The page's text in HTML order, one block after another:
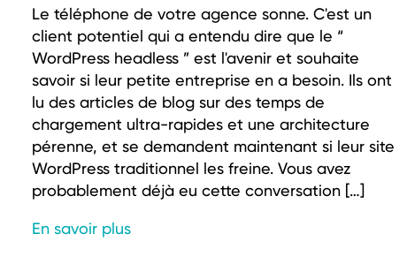
Le téléphone de votre agence sonne. C'est un
client potentiel qui a entendu dire que le “
WordPress headless ” est l'avenir et souhaite
savoir si leur petite entreprise en a besoin. Ils ont
lu des articles de blog sur des temps de
chargement ultra-rapides et une architecture
pérenne, et se demandent maintenant si leur site
WordPress traditionnel les freine. Vous avez
probablement déjà eu cette conversation […]
En savoir plus